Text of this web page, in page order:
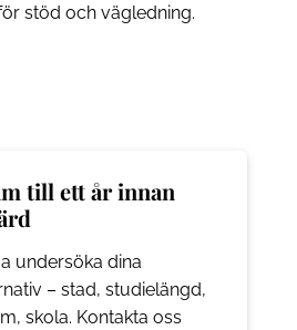
stöd och vägledning.
till ett år innan
undersöka dina
– stad, studielängd,
skola. Kontakta oss